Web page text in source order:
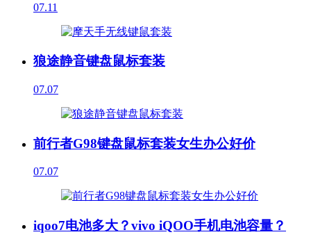
07.11
狼途静音键盘鼠标套装
07.07
前行者G98键盘鼠标套装女生办公好价
07.07
iqoo7电池多大？vivo iQOO手机电池容量？